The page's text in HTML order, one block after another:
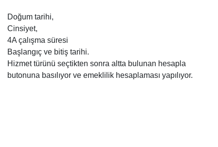
Doğum tarihi,
Cinsiyet,
4A çalışma süresi
Başlangıç ve bitiş tarihi.
Hizmet türünü seçtikten sonra altta bulunan hesapla
butonuna basılıyor ve emeklilik hesaplaması yapılıyor.